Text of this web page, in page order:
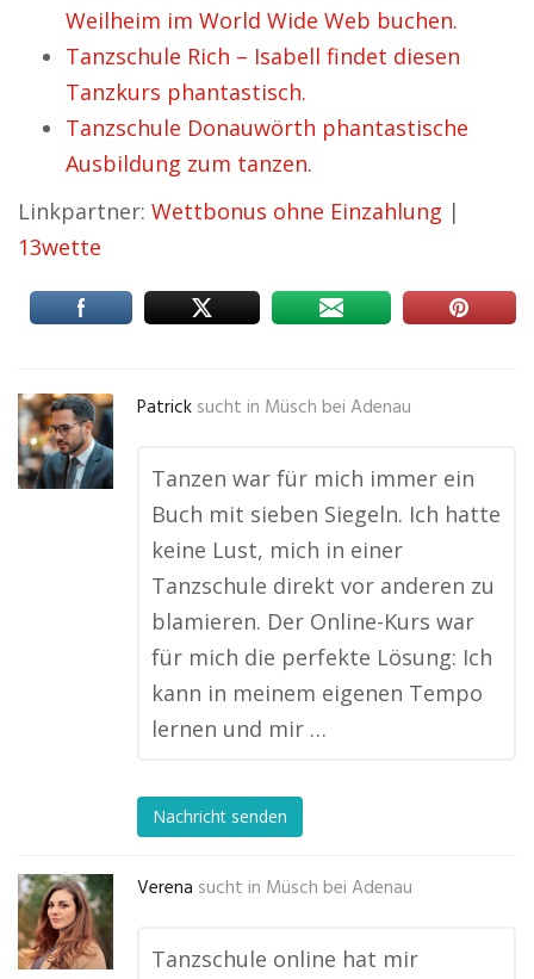
Weilheim im World Wide Web buchen.
Tanzschule Rich – Isabell findet diesen
Tanzkurs phantastisch.
Tanzschule Donauwörth phantastische
Ausbildung zum tanzen.
Linkpartner: Wettbonus ohne Einzahlung |
13wette
Patrick sucht in Müsch bei Adenau
Tanzen war für mich immer ein
Buch mit sieben Siegeln. Ich hatte
keine Lust, mich in einer
Tanzschule direkt vor anderen zu
blamieren. Der Online-Kurs war
für mich die perfekte Lösung: Ich
kann in meinem eigenen Tempo
lernen und mir …
Nachricht senden
Verena sucht in Müsch bei Adenau
Tanzschule online hat mir